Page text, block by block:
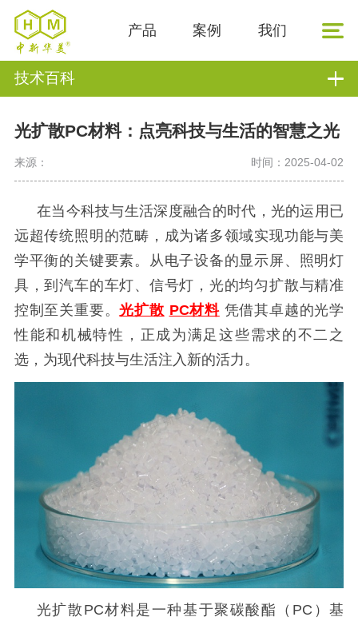
产品 案例 我们
技术百科
光扩散PC材料：点亮科技与生活的智慧之光
来源： 时间：2025-04-02
在当今科技与生活深度融合的时代，光的运用已
远超传统照明的范畴，成为诸多领域实现功能与美
学平衡的关键要素。从电子设备的显示屏、照明灯
具，到汽车的车灯、信号灯，光的均匀扩散与精准
控制至关重要。光扩散 PC材料 凭借其卓越的光学
性能和机械特性，正成为满足这些需求的不二之
选，为现代科技与生活注入新的活力。
光扩散 PC材料是一种基于聚碳酸酯（PC）基